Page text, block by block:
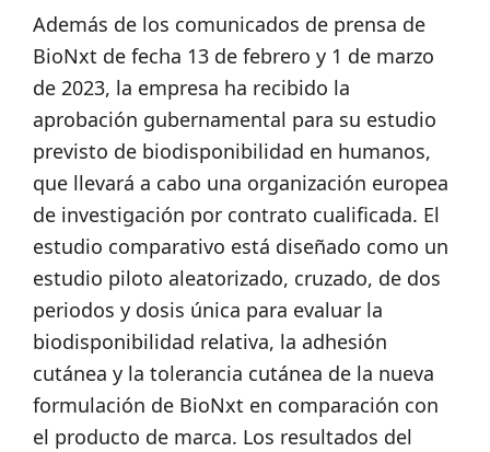
Además de los comunicados de prensa de
BioNxt de fecha 13 de febrero y 1 de marzo
de 2023, la empresa ha recibido la
aprobación gubernamental para su estudio
previsto de biodisponibilidad en humanos,
que llevará a cabo una organización europea
de investigación por contrato cualificada. El
estudio comparativo está diseñado como un
estudio piloto aleatorizado, cruzado, de dos
periodos y dosis única para evaluar la
biodisponibilidad relativa, la adhesión
cutánea y la tolerancia cutánea de la nueva
formulación de BioNxt en comparación con
el producto de marca. Los resultados del